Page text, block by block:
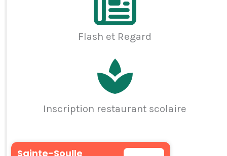
Flash et Regard
Inscription restaurant scolaire